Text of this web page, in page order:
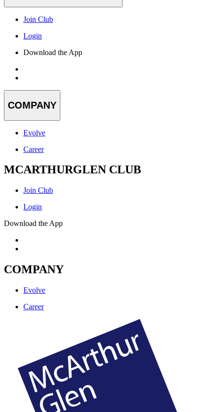
Join Club
Login
Download the App
COMPANY
Evolve
Career
MCARTHURGLEN CLUB
Join Club
Login
Download the App
COMPANY
Evolve
Career